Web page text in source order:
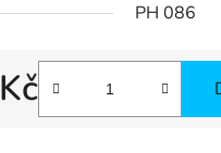
PH 086